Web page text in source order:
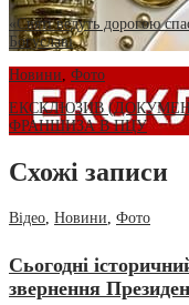
«Святі ведуть дорогою
Богуславі
Новини Фото
ЕКСКЛЮЗИВ
ФРАНШИЗА В ПЦУ
Схожі записи
Відео Новини Фото
Сьогодні
звернення